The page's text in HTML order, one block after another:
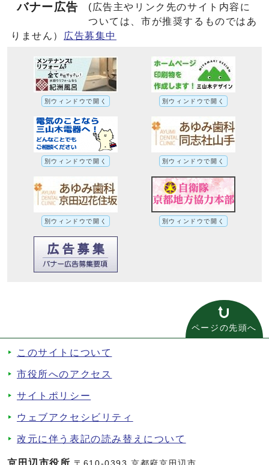
バナー広告
(広告主やリンク先のサイト内容に
ついては、市が推奨するものではあ
りません）
広告募集中
別ウィンドウで開く 別ウィンドウで開く
別ウィンドウで開く 別ウィンドウで開く
別ウィンドウで開く 別ウィンドウで開く
ページの先頭へ
このサイトについて
市役所へのアクセス
サイトポリシー
ウェブアクセシビリティ
改元に伴う表記の読み替えについて
京田辺市役所